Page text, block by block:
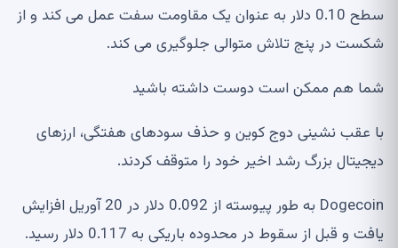
سطح 0.10 دلار به عنوان یک مقاومت سفت عمل می کند و از
شکست در پنج تلاش متوالی جلوگیری می کند.
شما هم ممکن است دوست داشته باشید
با عقب نشینی دوج کوین و حذف سودهای هفتگی، ارزهای
دیجیتال بزرگ رشد اخیر خود را متوقف کردند.
Dogecoin به طور پیوسته از 0.092 دلار در 20 آوریل افزایش
یافت و قبل از سقوط در محدوده باریکی به 0.117 دلار رسید.